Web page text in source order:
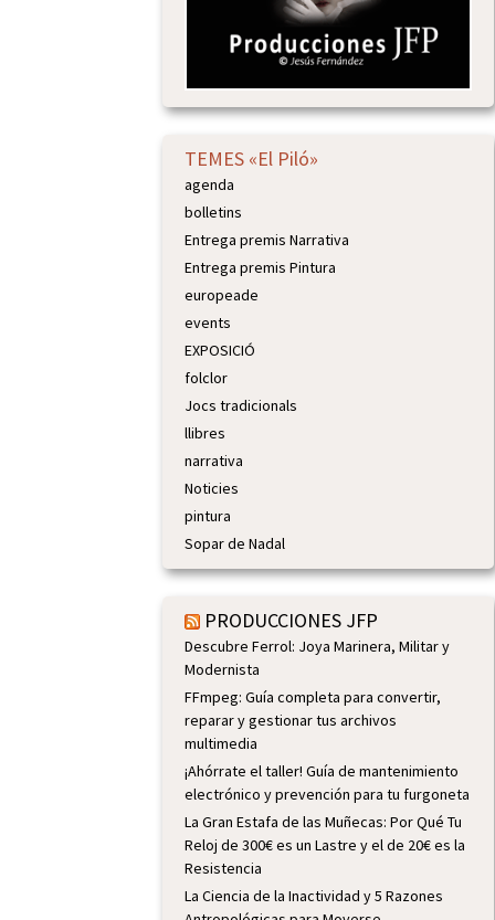
TEMES «El Piló»
agenda
bolletins
Entrega premis Narrativa
Entrega premis Pintura
europeade
events
EXPOSICIÓ
folclor
Jocs tradicionals
llibres
narrativa
Noticies
pintura
Sopar de Nadal
PRODUCCIONES JFP
Descubre Ferrol: Joya Marinera, Militar y
Modernista
FFmpeg: Guía completa para convertir,
reparar y gestionar tus archivos
multimedia
¡Ahórrate el taller! Guía de mantenimiento
electrónico y prevención para tu furgoneta
La Gran Estafa de las Muñecas: Por Qué Tu
Reloj de 300€ es un Lastre y el de 20€ es la
Resistencia
La Ciencia de la Inactividad y 5 Razones